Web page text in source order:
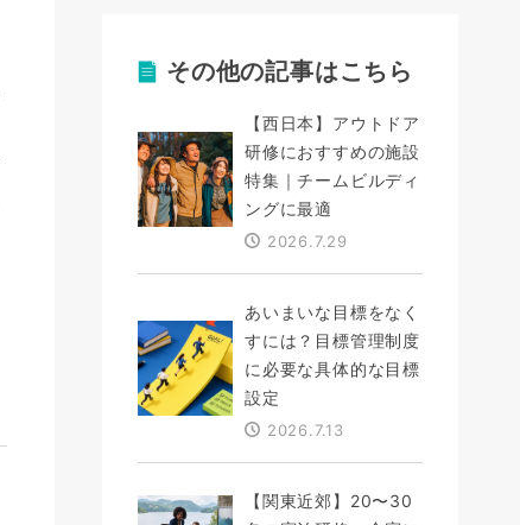
その他の記事はこちら
【西日本】アウトドア
研修におすすめの施設
特集｜チームビルディ
ングに最適
2026.7.29
あいまいな目標をなく
すには？目標管理制度
に必要な具体的な目標
設定
2026.7.13
【関東近郊】20〜30